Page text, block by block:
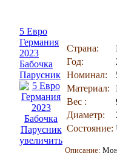
5 Евро
Германия
2023
Бабочка
Парусник
увеличить
Страна:
Год:
Номинал:
Материал:
Вес :
Диаметр:
Состояние:
Описание: